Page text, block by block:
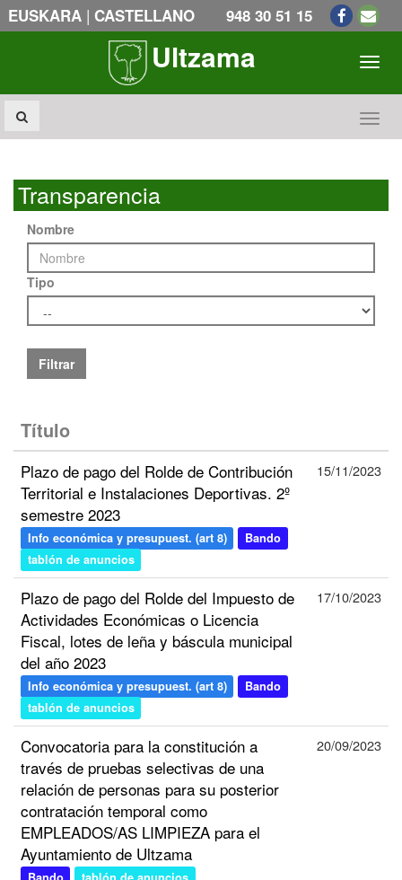
EUSKARA | CASTELLANO 948 30 51 15
Ultzama
Transparencia
Nombre
Tipo
Filtrar
Título
Plazo de pago del Rolde de Contribución
Territorial e Instalaciones Deportivas. 2º
semestre 2023
Info económica y presupuest. (art 8)
Bando
tablón de anuncios
15/11/2023
Plazo de pago del Rolde del Impuesto de
Actividades Económicas o Licencia
Fiscal, lotes de leña y báscula municipal
del año 2023
Info económica y presupuest. (art 8)
Bando
tablón de anuncios
17/10/2023
Convocatoria para la constitución a
través de pruebas selectivas de una
relación de personas para su posterior
contratación temporal como
EMPLEADOS/AS LIMPIEZA para el
Ayuntamiento de Ultzama
20/09/2023